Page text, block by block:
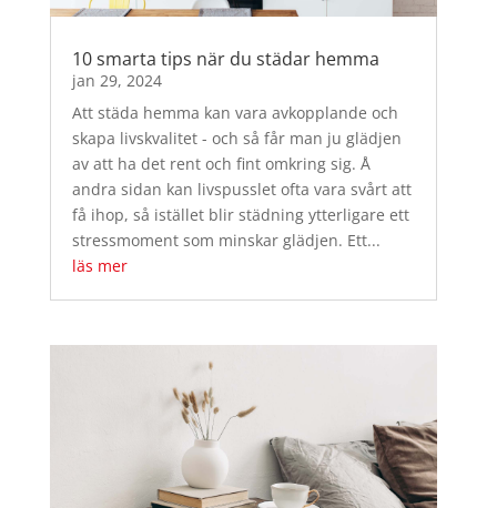
10 smarta tips när du städar hemma
jan 29, 2024
Att städa hemma kan vara avkopplande och
skapa livskvalitet - och så får man ju glädjen
av att ha det rent och fint omkring sig. Å
andra sidan kan livspusslet ofta vara svårt att
få ihop, så istället blir städning ytterligare ett
stressmoment som minskar glädjen. Ett...
läs mer